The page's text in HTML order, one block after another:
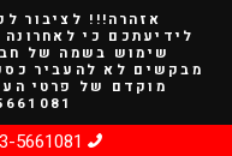
קריאה
אזהרה!!! לציבור
לידיעתכם כי
שימוש בשמה של
מבקשים לא להעביר
5661081 או 03-
5661081